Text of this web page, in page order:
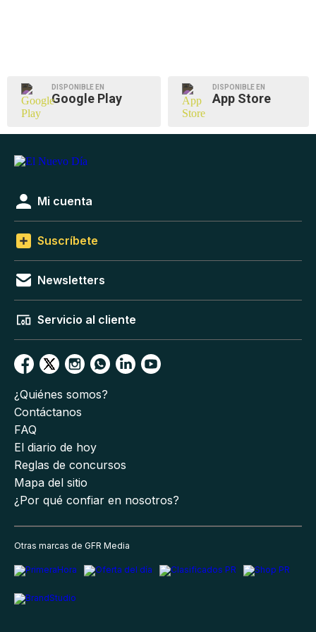
DISPONIBLE EN
Google Play
DISPONIBLE EN
App Store
Mi cuenta
Suscríbete
Newsletters
Servicio al cliente
¿Quiénes somos?
Contáctanos
FAQ
El diario de hoy
Reglas de concursos
Mapa del sitio
¿Por qué confiar en nosotros?
Otras marcas de GFR Media